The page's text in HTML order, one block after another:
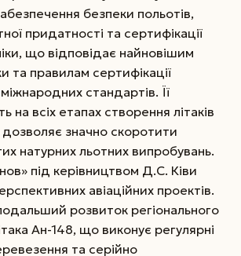
безпеки польотів,
придатності та сертифікації
що відповідає найновішим
та правилам сертифікації
стандартів. Її
на всіх етапах створення літаків
значно скоротити
натурних льотних випробувань.
під керівництвом Д.С. Ківи
авіаційних проектів.
розвиток регіонального
Ан-148, що виконує регулярні
та серійно